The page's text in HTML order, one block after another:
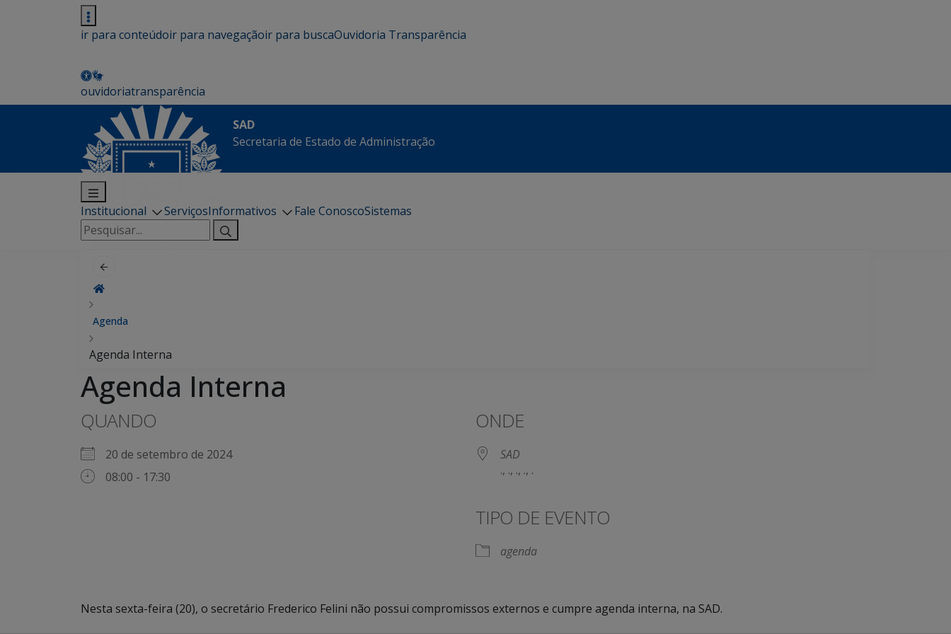
ir para conteúdoir para navegaçãoir para buscaOuvidoria Transparência
ouvidoriatransparência
SAD
Secretaria de Estado de Administração
Institucional ServiçosInformativos Fale ConoscoSistemas
Pesquisar
por:
Agenda
Agenda Interna
Agenda Interna
QUANDO
20 de setembro de 2024
08:00 - 17:30
ONDE
SAD
., ., ., ., .
TIPO DE EVENTO
agenda
Nesta sexta-feira (20), o secretário Frederico Felini não possui compromissos externos e cumpre agenda interna, na SAD.